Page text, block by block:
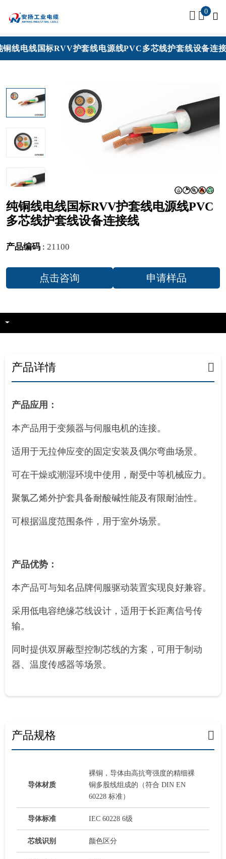
0
线国标RVV护套线电源线PVC多芯线护套线设备连接线
纯铜线电线国标RVV护套线电源线PVC
多芯线护套线设备连接线
产品编码 : 21100
点击咨询 申请样品
产品详情
产品应用：
本产品用于变频器与伺服电机的连接。
适用于无拉伸应变的固定安装及偶尔弯曲场景。
可在干燥或潮湿环境中使用，耐受中等机械应力。
聚氯乙烯外护套具备耐酸碱性能及有限耐油性。
可根据温度范围条件，用于室外场景。
产品优势：
本产品可与知名品牌伺服驱动装置实现良好兼容。
采用低电容绝缘芯线设计，适用于长距离信号传
输。
同时提供双屏蔽型控制芯线的方案，可用于制动
器、温度传感器等场景。
产品规格
导体材质
裸铜，导体由高抗弯强度的精细裸
铜多股线组成的（符合 DIN EN
60228 标准）
导体标准 IEC 60228 6级
芯线识别 颜色区分